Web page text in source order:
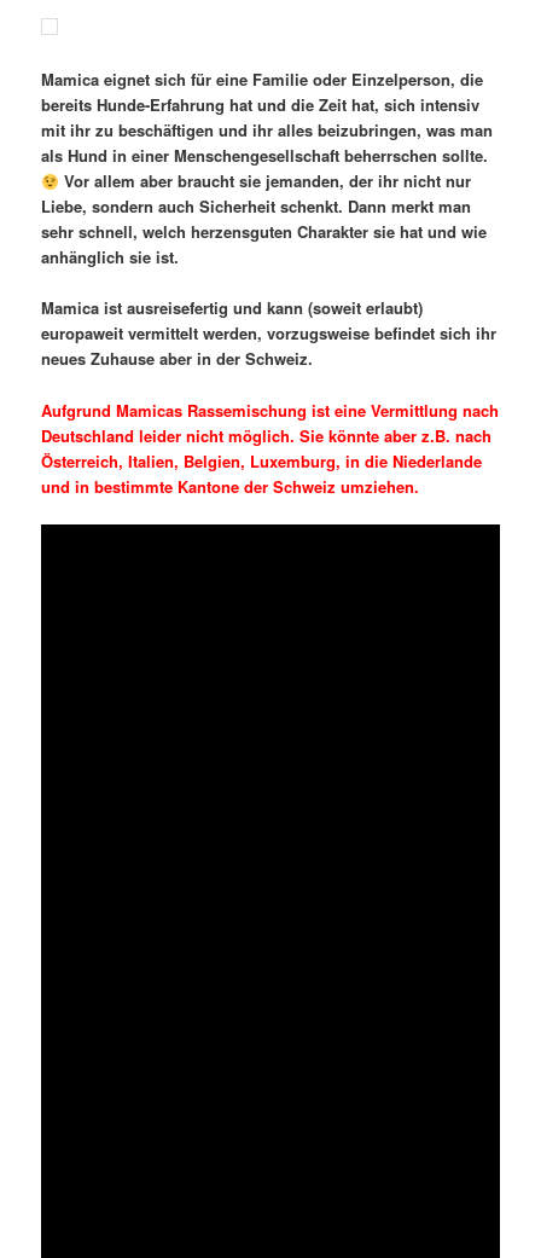
Mamica eignet sich für eine Familie oder Einzelperson, die
bereits Hunde-Erfahrung hat und die Zeit hat, sich intensiv
mit ihr zu beschäftigen und ihr alles beizubringen, was man
als Hund in einer Menschengesellschaft beherrschen sollte.
Vor allem aber braucht sie jemanden, der ihr nicht nur
Liebe, sondern auch Sicherheit schenkt. Dann merkt man
sehr schnell, welch herzensguten Charakter sie hat und wie
anhänglich sie ist.
Mamica ist ausreisefertig und kann (soweit erlaubt)
europaweit vermittelt werden, vorzugsweise befindet sich ihr
neues Zuhause aber in der Schweiz.
Aufgrund Mamicas Rassemischung ist eine Vermittlung nach
Deutschland leider nicht möglich. Sie könnte aber z.B. nach
Österreich, Italien, Belgien, Luxemburg, in die Niederlande
und in bestimmte Kantone der Schweiz umziehen.